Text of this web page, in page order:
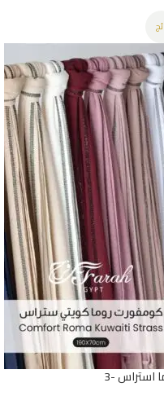
استراس -3